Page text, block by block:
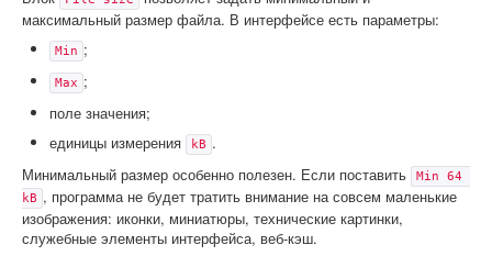
максимальный размер файла. В интерфейсе есть параметры:
Min ;
Max ;
поле значения;
единицы измерения
kB .
Минимальный размер особенно полезен. Если поставить
Min 64
kB , программа не будет тратить внимание на совсем маленькие
изображения: иконки, миниатюры, технические картинки,
служебные элементы интерфейса, веб-кэш.